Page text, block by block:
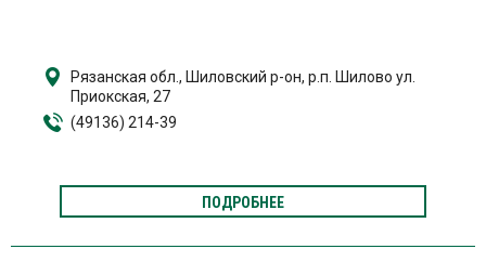
Рязанская обл., Шиловский р-он, р.п. Шилово ул.
Приокская, 27
(49136) 214-39
ПОДРОБНЕЕ